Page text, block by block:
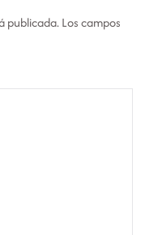
publicada. Los campos